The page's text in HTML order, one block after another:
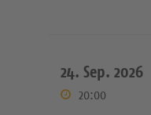
24. Sep. 2026
20:00